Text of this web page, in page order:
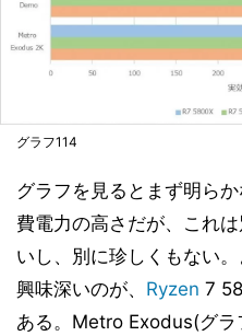
グラフ114
グラフを見るとまず明ら
費電力の高さだが、これ
いし、別に珍しくもない
興味深いのが、 Ryzen 7
ある。Metro Exodus(グラ